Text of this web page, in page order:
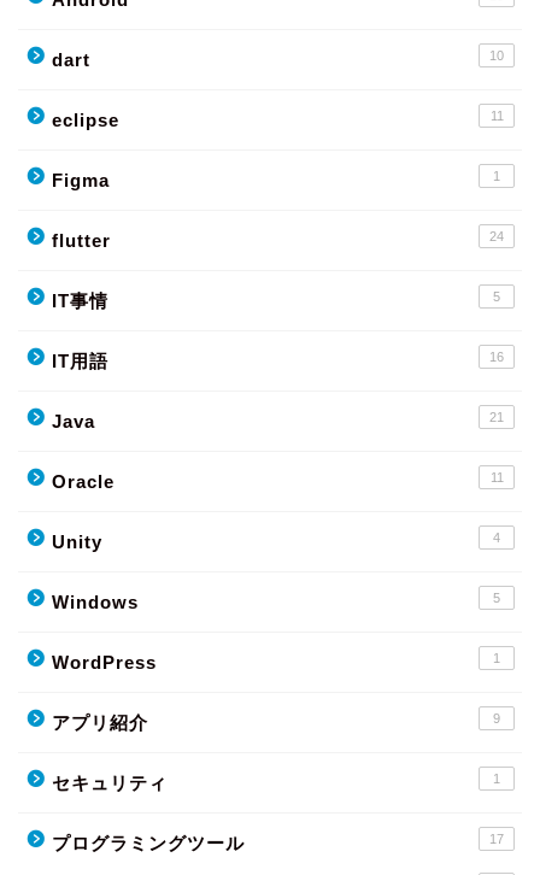
dart 10
eclipse 11
Figma 1
flutter 24
IT事情 5
IT用語 16
Java 21
Oracle 11
Unity 4
Windows 5
WordPress 1
アプリ紹介 9
セキュリティ 1
プログラミングツール 17